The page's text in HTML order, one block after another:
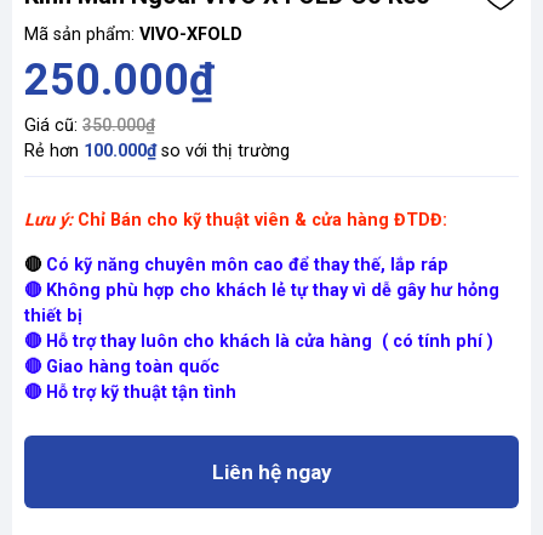
Mã sản phẩm: VIVO-XFOLD
250.000₫
Giá cũ: 350.000₫
Rẻ hơn 100.000₫so với thị trường
Lưu ý: Chỉ Bán cho kỹ thuật viên & cửa hàng ĐTDĐ:
🔴 Có kỹ năng chuyên môn cao để thay thế, lắp ráp
🔴 Không phù hợp cho khách lẻ tự thay vì dễ gây hư hỏng
thiết bị
🔴 Hỗ trợ thay luôn cho khách là cửa hàng ( có tính phí )
🔴 Giao hàng toàn quốc
🔴 Hỗ trợ kỹ thuật tận tình
Liên hệ ngay